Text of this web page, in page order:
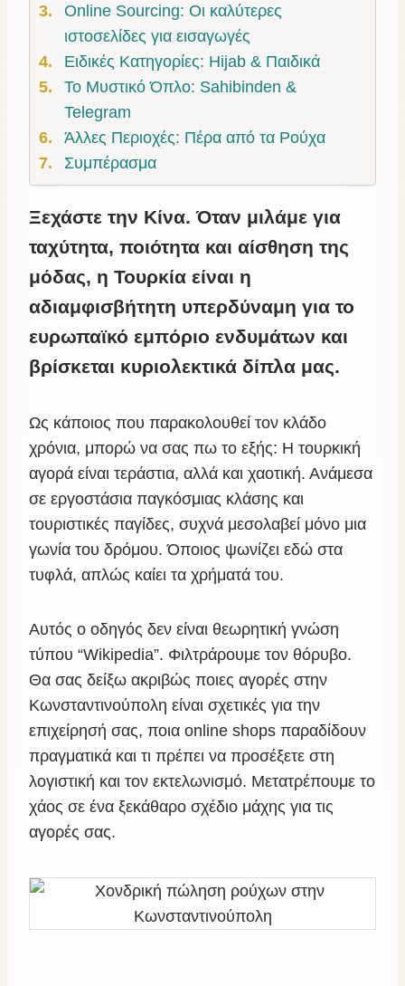
Online Sourcing: Οι καλύτερες
ιστοσελίδες για εισαγωγές
Ειδικές Κατηγορίες: Hijab & Παιδικά
Το Μυστικό Όπλο: Sahibinden &
Telegram
Άλλες Περιοχές: Πέρα από τα Ρούχα
Συμπέρασμα
Ξεχάστε την Κίνα. Όταν μιλάμε για
ταχύτητα, ποιότητα και αίσθηση της
μόδας, η Τουρκία είναι η
αδιαμφισβήτητη υπερδύναμη για το
ευρωπαϊκό εμπόριο ενδυμάτων και
βρίσκεται κυριολεκτικά δίπλα μας.
Ως κάποιος που παρακολουθεί τον κλάδο
χρόνια, μπορώ να σας πω το εξής: Η τουρκική
αγορά είναι τεράστια, αλλά και χαοτική. Ανάμεσα
σε εργοστάσια παγκόσμιας κλάσης και
τουριστικές παγίδες, συχνά μεσολαβεί μόνο μια
γωνία του δρόμου. Όποιος ψωνίζει εδώ στα
τυφλά, απλώς καίει τα χρήματά του.
Αυτός ο οδηγός δεν είναι θεωρητική γνώση
τύπου “Wikipedia”. Φιλτράρουμε τον θόρυβο.
Θα σας δείξω ακριβώς ποιες αγορές στην
Κωνσταντινούπολη είναι σχετικές για την
επιχείρησή σας, ποια online shops παραδίδουν
πραγματικά και τι πρέπει να προσέξετε στη
λογιστική και τον εκτελωνισμό. Μετατρέπουμε το
χάος σε ένα ξεκάθαρο σχέδιο μάχης για τις
αγορές σας.